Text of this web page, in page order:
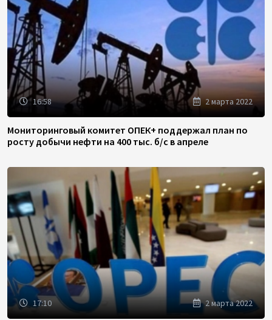
16:58 2 марта 2022
Мониторинговый комитет ОПЕК+ поддержал план по
росту добычи нефти на 400 тыс. б/с в апреле
17:10 2 марта 2022